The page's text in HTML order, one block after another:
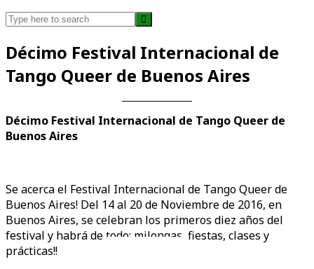
Search
Décimo Festival Internacional de
Tango Queer de Buenos Aires
Décimo Festival Internacional de Tango Queer de
Buenos Aires
Se acerca el Festival Internacional de Tango Queer de
Buenos Aires! Del 14 al 20 de Noviembre de 2016, en
Buenos Aires, se celebran los primeros diez años del
festival y habrá de todo: milongas, fiestas, clases y
prácticas!!